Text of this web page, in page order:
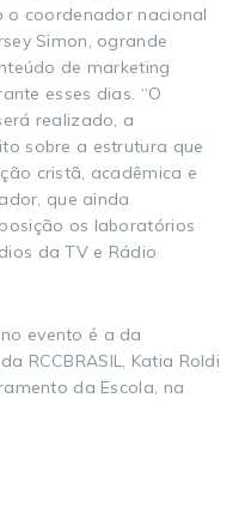
o coordenador nacional
Simon, ogrande
de marketing
esses dias. “O
realizado, a
sobre a estrutura que
cristã, acadêmica e
que ainda
os laboratórios
da TV e Rádio
evento é a da
RCCBRASIL, Katia Roldi
da Escola, na